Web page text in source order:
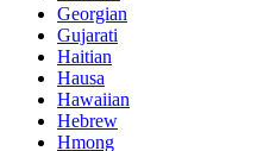
Georgian
Gujarati
Haitian
Hausa
Hawaiian
Hebrew
Hmong